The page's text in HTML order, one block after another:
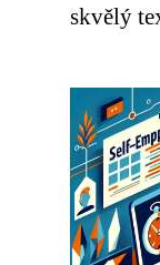
skvělý